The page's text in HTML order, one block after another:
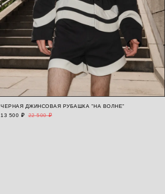
ЧЕРНАЯ ДЖИНСОВАЯ РУБАШКА "НА ВОЛНЕ"
13 500 ₽
22 500 ₽